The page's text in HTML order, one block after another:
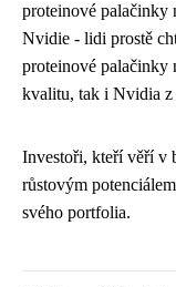
proteinové palačinky
Nvidie - lidi prostě
proteinové palačinky
kvalitu, tak i Nvidia z
Investoři, kteří věří v
růstovým
svého portfolia.